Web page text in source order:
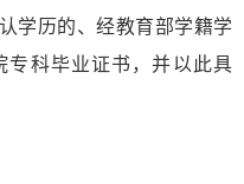
学历的、经教育部学籍学
专科毕业证书，并以此具